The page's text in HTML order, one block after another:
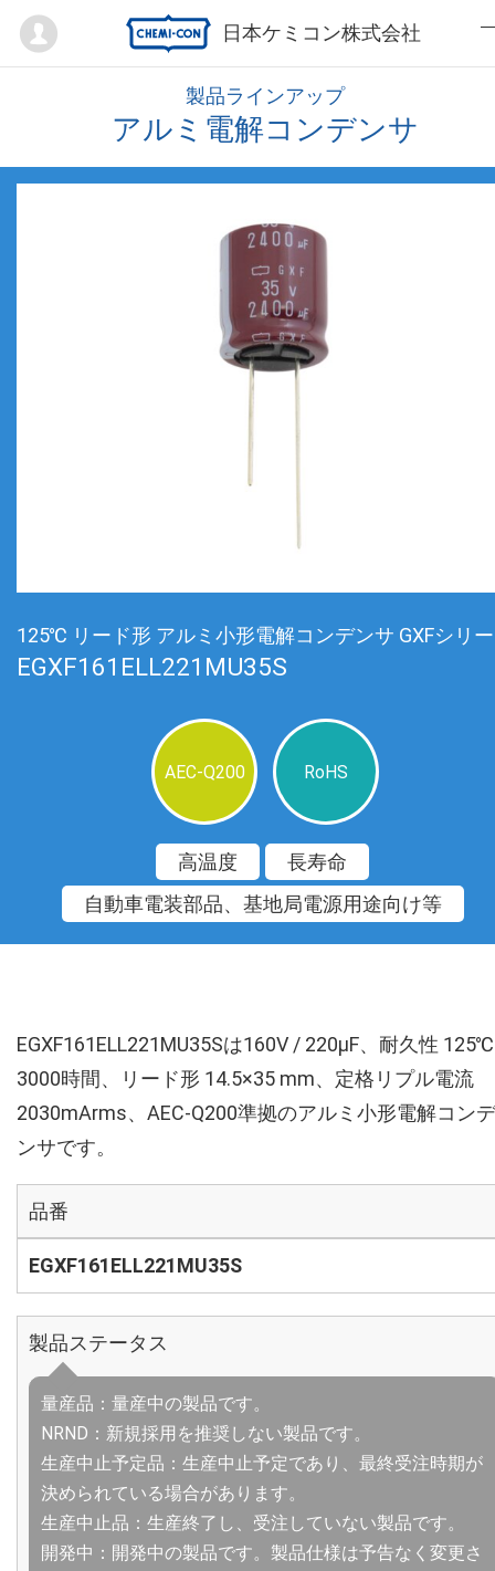
日本ケミコン株式会社
Mypage
製品ラインアップ
アルミ電解コンデンサ
125℃ リード形 アルミ小形電解コンデンサ GXFシリ
EGXF161ELL221MU35S
AEC-Q200 RoHS
高温度
長寿命
自動車電装部品、基地局電源用途向け等
EGXF161ELL221MU35Sは160V / 220µF、耐久性 125℃
3000時間、リード形 14.5×35 mm、定格リプル電流
2030mArms、AEC-Q200準拠のアルミ小形電解コンデ
ンサです。
品番
EGXF161ELL221MU35S
製品ステータス
量産品：量産中の製品です。
NRND：新規採用を推奨しない製品です。
生産中止予定品：生産中止予定であり、最終受注時期が
決められている場合があります。
生産中止品：生産終了し、受注していない製品です。
開発中：開発中の製品です。製品仕様は予告なく変更さ